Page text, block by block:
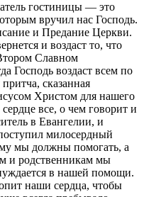
гостиницы — это
вручил нас Господь.
и Предание Церкви.
и воздаст то, что
Славном
Господь воздаст всем по
сказанная
Христом для нашего
все, о чем говорит и
в Евангелии, и
милосердный
мы должны помогать, а
и родственникам мы
в нашей помощи.
наши сердца, чтобы